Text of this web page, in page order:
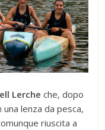
Lerche che, dopo
lenza da pesca,
riuscita a